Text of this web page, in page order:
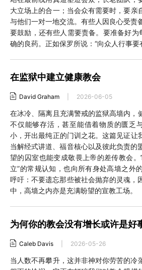
大立场上的合一；当会众有需要时，要亲
与他们一对一地交流。有些人因良心受责
要鼓励，还有些人需要责备。要准备好为
确的良药。正如保罗所说：“向众人行事要
在监狱中建立健康教会
David Graham 2026-06-05
在冰冷、隔离且充满警戒的监狱高墙内，
不仅能够存活，甚至能借着物质的匮乏
小，开出最纯正的门训之花。这篇见证让
当解经式讲道、福音核心以及彼此负责的
望的囚室也能变成敬畏上帝的差传教会
立”的常规认知，也向所有身处高墙之外
呼吁：不要遗忘那些被社会抛弃的灵魂，
中，高墙之内亦是充满盼望的宣教工场。
为何你的教会没有增长或许是好
Caleb Davis 2026-05-26
当人数不再攀升，这并非神对你劳苦的冷